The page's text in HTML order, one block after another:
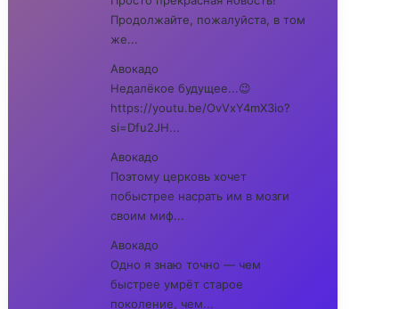
Продолжайте, пожалуйста, в том
же...
Авокадо
Недалёкое будущее...😉
https://youtu.be/OvVxY4mX3io?
si=Dfu2JH...
Авокадо
Поэтому церковь хочет
побыстрее насрать им в мозги
своим миф...
Авокадо
Одно я знаю точно — чем
быстрее умрёт старое
поколение, чем...